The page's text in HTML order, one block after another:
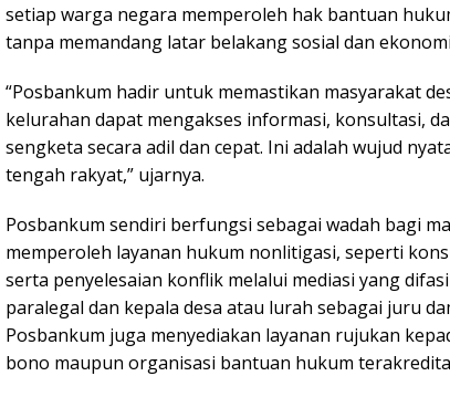
setiap warga negara memperoleh hak bantuan
tanpa memandang latar belakang sosial dan
“Posbankum hadir untuk memastikan masyarakat
kelurahan dapat mengakses informasi, konsultasi,
sengketa secara adil dan cepat. Ini adalah wujud
tengah rakyat,” ujarnya.
Posbankum sendiri berfungsi sebagai wadah bagi
memperoleh layanan hukum nonlitigasi, seperti
serta penyelesaian konflik melalui mediasi yang
paralegal dan kepala desa atau lurah sebagai juru
Posbankum juga menyediakan layanan rujukan
bono maupun organisasi bantuan hukum